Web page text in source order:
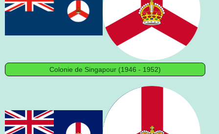
Colonie de Singapour (1946 - 1952)